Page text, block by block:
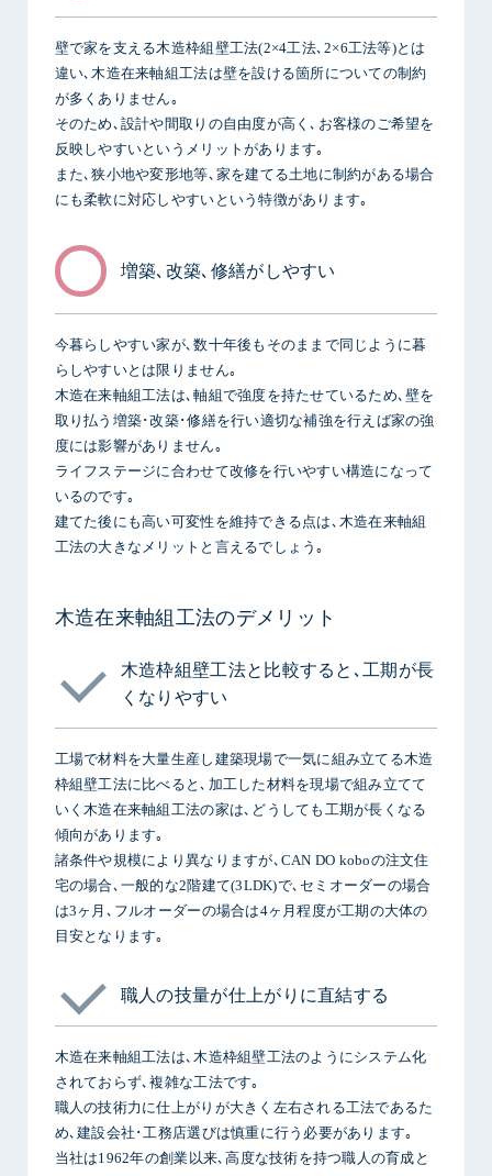
壁で家を支える木造枠組壁工法(2×4工法､2×6工法等)とは
違い､木造在来軸組工法は壁を設ける箇所についての制約
が多くありません｡
そのため､設計や間取りの自由度が高く､お客様のご希望を
反映しやすいというメリットがあります｡
また､狭小地や変形地等､家を建てる土地に制約がある場合
にも柔軟に対応しやすいという特徴があります｡
増築､改築､修繕がしやすい
今暮らしやすい家が､数十年後もそのままで同じように暮
らしやすいとは限りません｡
木造在来軸組工法は､軸組で強度を持たせているため､壁を
取り払う増築･改築･修繕を行い適切な補強を行えば家の強
度には影響がありません｡
ライフステージに合わせて改修を行いやすい構造になって
いるのです｡
建てた後にも高い可変性を維持できる点は､木造在来軸組
工法の大きなメリットと言えるでしょう｡
木造在来軸組工法のデメリット
木造枠組壁工法と比較すると､工期が長
くなりやすい
工場で材料を大量生産し建築現場で一気に組み立てる木造
枠組壁工法に比べると､加工した材料を現場で組み立てて
いく木造在来軸組工法の家は､どうしても工期が長くなる
傾向があります｡
諸条件や規模により異なりますが､CAN DO koboの注文住
宅の場合､一般的な2階建て(3LDK)で､セミオーダーの場合
は3ヶ月､フルオーダーの場合は4ヶ月程度が工期の大体の
目安となります｡
職人の技量が仕上がりに直結する
木造在来軸組工法は､木造枠組壁工法のようにシステム化
されておらず､複雑な工法です｡
職人の技術力に仕上がりが大きく左右される工法であるた
め､建設会社･工務店選びは慎重に行う必要があります｡
当社は1962年の創業以来､高度な技術を持つ職人の育成と